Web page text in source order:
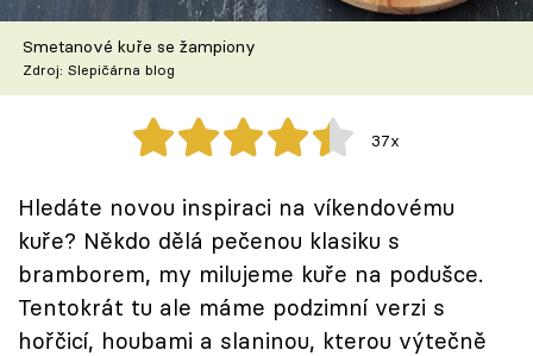
Škola vaření
Recepty z TV
Speciál: Cuketa
Těhotnej kuchař
Sledujte prima+
Přihlášení
Smetanové kuře se žampiony
Zdroj: Slepičárna blog
37x
Hledáte novou inspiraci na víkendovému
kuře? Někdo dělá pečenou klasiku s
bramborem, my milujeme kuře na podušce.
Tentokrát tu ale máme podzimní verzi s
hořčicí, houbami a slaninou, kterou výtečně